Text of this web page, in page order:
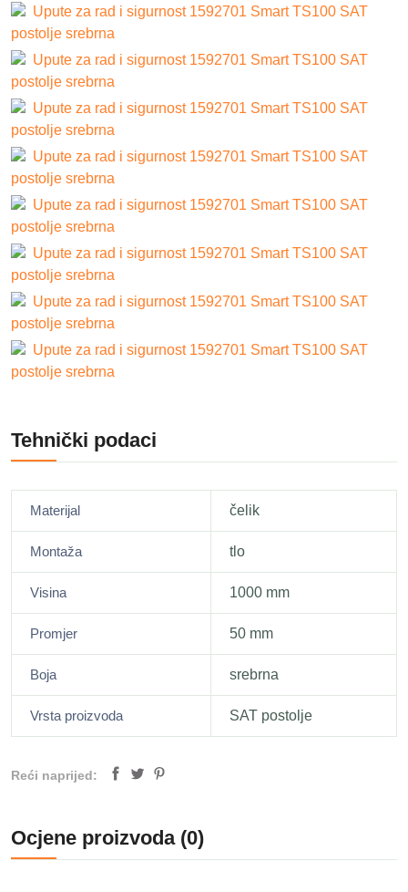
Upute za rad i sigurnost 1592701 Smart TS100 SAT
postolje srebrna
Upute za rad i sigurnost 1592701 Smart TS100 SAT
postolje srebrna
Upute za rad i sigurnost 1592701 Smart TS100 SAT
postolje srebrna
Upute za rad i sigurnost 1592701 Smart TS100 SAT
postolje srebrna
Upute za rad i sigurnost 1592701 Smart TS100 SAT
postolje srebrna
Upute za rad i sigurnost 1592701 Smart TS100 SAT
postolje srebrna
Upute za rad i sigurnost 1592701 Smart TS100 SAT
postolje srebrna
Upute za rad i sigurnost 1592701 Smart TS100 SAT
postolje srebrna
Tehnički podaci
Materijal čelik
Montaža tlo
Visina 1000 mm
Promjer 50 mm
Boja srebrna
Vrsta proizvoda SAT postolje
Reći naprijed:
Ocjene proizvoda (0)